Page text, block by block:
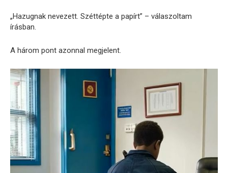
„Hazugnak nevezett. Széttépte a papírt” – válaszoltam
írásban.
A három pont azonnal megjelent.